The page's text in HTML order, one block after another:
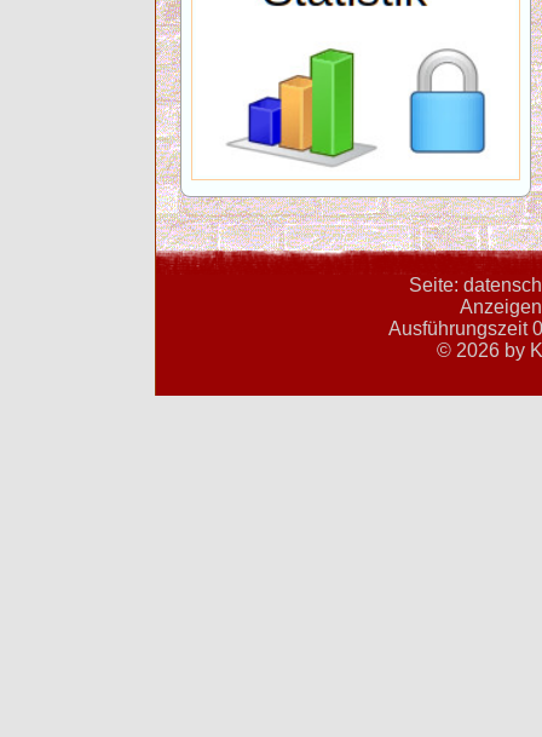
Seite:
Ausführungszeit
© 2026 by